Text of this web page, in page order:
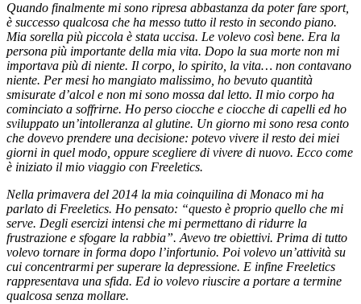
Quando finalmente mi sono ripresa abbastanza da poter fare sport,
è successo qualcosa che ha messo tutto il resto in secondo piano.
Mia sorella più piccola è stata uccisa. Le volevo così bene. Era la
persona più importante della mia vita. Dopo la sua morte non mi
importava più di niente. Il corpo, lo spirito, la vita… non contavano
niente. Per mesi ho mangiato malissimo, ho bevuto quantità
smisurate d’alcol e non mi sono mossa dal letto. Il mio corpo ha
cominciato a soffrirne. Ho perso ciocche e ciocche di capelli ed ho
sviluppato un’intolleranza al glutine. Un giorno mi sono resa conto
che dovevo prendere una decisione: potevo vivere il resto dei miei
giorni in quel modo, oppure scegliere di vivere di nuovo. Ecco come
è iniziato il mio viaggio con Freeletics.
Nella primavera del 2014 la mia coinquilina di Monaco mi ha
parlato di Freeletics. Ho pensato: “questo è proprio quello che mi
serve. Degli esercizi intensi che mi permettano di ridurre la
frustrazione e sfogare la rabbia”. Avevo tre obiettivi. Prima di tutto
volevo tornare in forma dopo l’infortunio. Poi volevo un’attività su
cui concentrarmi per superare la depressione. E infine Freeletics
rappresentava una sfida. Ed io volevo riuscire a portare a termine
qualcosa senza mollare.